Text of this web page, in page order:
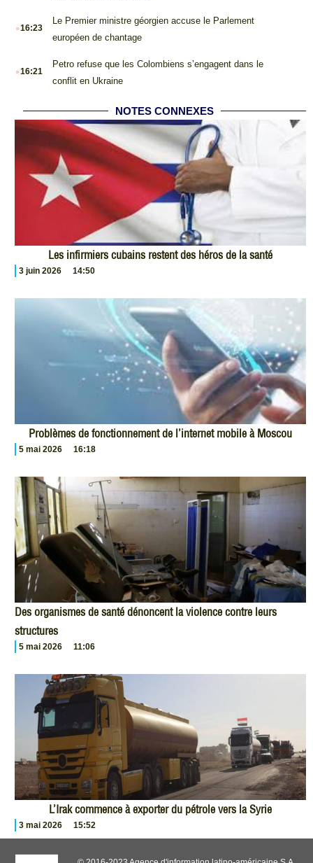
.16:23
Le Premier ministre géorgien accuse le Parlement
européen de chantage
.16:21
Petro refuse que les Colombiens s’engagent dans le
conflit en Ukraine
NOTES CONNEXES
Les infirmiers cubains restent des héros de la santé
3 juin 2026 14:50
Problèmes de fonctionnement de l’internet mobile à Moscou
5 mai 2026 16:18
Des organismes de santé dénoncent la violence contre leurs
structures
5 mai 2026 11:06
L’Irak commence à exporter du pétrole vers la Syrie
3 mai 2026 15:52